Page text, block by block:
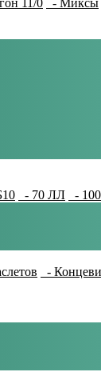
11/0 - Миксы
- 70 ЛЛ
-
-